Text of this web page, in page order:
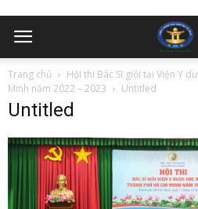
Trang chủ
Hội thi Bác Sĩ giỏi tại Viện Y
Minh năm 2022 – 2023
Untitled
Untitled